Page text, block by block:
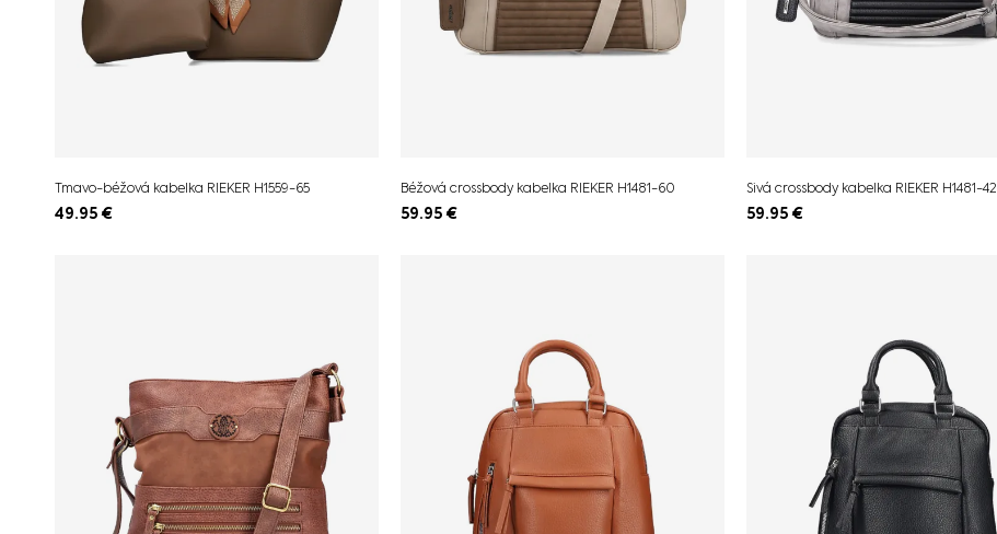
Tmavo-béžová kabelka RIEKER H1559-65
49.95€
Béžová crossbody kabelka RIEKER H1481-60
59.95€
Sivá crossbody kabelka RIEKER H1481-42
59.95€